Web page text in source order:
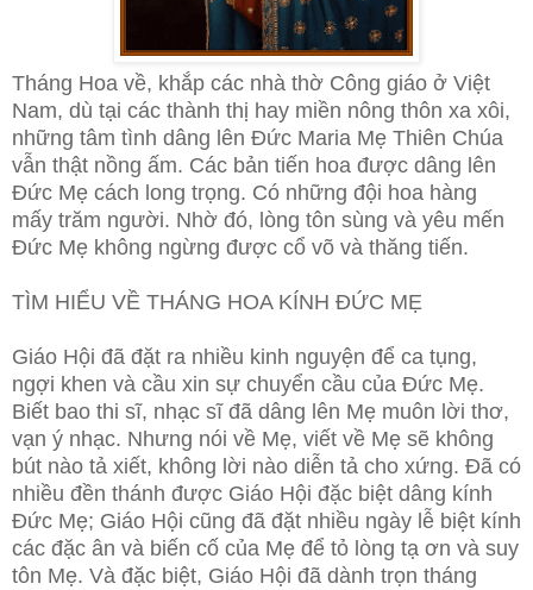
Tháng Hoa về, khắp các nhà thờ Công giáo ở Việt
Nam, dù tại các thành thị hay miền nông thôn xa xôi,
những tâm tình dâng lên Đức Maria Mẹ Thiên Chúa
vẫn thật nồng ấm. Các bản tiến hoa được dâng lên
Đức Mẹ cách long trọng. Có những đội hoa hàng
mấy trăm người. Nhờ đó, lòng tôn sùng và yêu mến
Đức Mẹ không ngừng được cổ võ và thăng tiến.
TÌM HIỂU VỀ THÁNG HOA KÍNH ĐỨC MẸ
Giáo Hội đã đặt ra nhiều kinh nguyện để ca tụng,
ngợi khen và cầu xin sự chuyển cầu của Đức Mẹ.
Biết bao thi sĩ, nhạc sĩ đã dâng lên Mẹ muôn lời thơ,
vạn ý nhạc. Nhưng nói về Mẹ, viết về Mẹ sẽ không
bút nào tả xiết, không lời nào diễn tả cho xứng. Đã có
nhiều đền thánh được Giáo Hội đặc biệt dâng kính
Đức Mẹ; Giáo Hội cũng đã đặt nhiều ngày lễ biệt kính
các đặc ân và biến cố của Mẹ để tỏ lòng tạ ơn và suy
tôn Mẹ. Và đặc biệt, Giáo Hội đã dành trọn tháng